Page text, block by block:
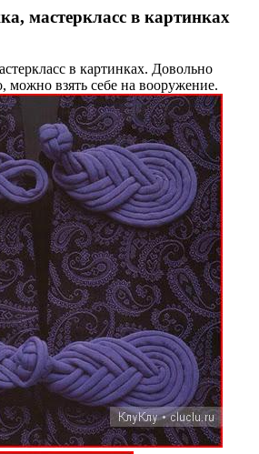
мастеркласс в картинках
в картинках. Довольно
можно взять себе на вооружение.